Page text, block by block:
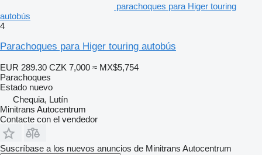
parachoques para Higer touring
autobús
4
Parachoques para Higer touring autobús
EUR 289.30 CZK 7,000 ≈ MX$5,754
Parachoques
Estado nuevo
Chequia, Lutín
Minitrans Autocentrum
Contacte con el vendedor
Suscríbase a los nuevos anuncios de Minitrans Autocentrum